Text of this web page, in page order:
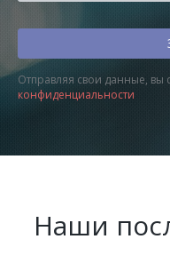
Отправляя свои данные, вы
конфиденциальности
Наши